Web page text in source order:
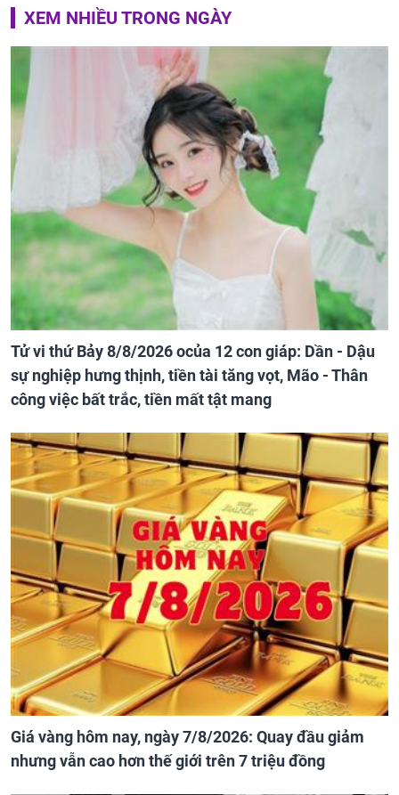
XEM NHIỀU TRONG NGÀY
Tử vi thứ Bảy 8/8/2026 ocủa 12 con giáp: Dần - Dậu
sự nghiệp hưng thịnh, tiền tài tăng vọt, Mão - Thân
công việc bất trắc, tiền mất tật mang
Giá vàng hôm nay, ngày 7/8/2026: Quay đầu giảm
nhưng vẫn cao hơn thế giới trên 7 triệu đồng